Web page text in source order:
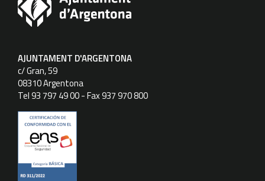
AJUNTAMENT D'ARGENTONA
c/ Gran, 59
08310 Argentona
Tel 93 797 49 00 - Fax 937 970 800